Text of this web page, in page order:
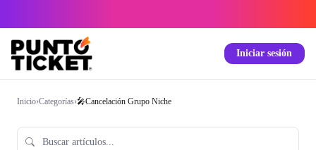
Iniciar sesión
Inicio›Categorías›🎤Cancelación Grupo Niche